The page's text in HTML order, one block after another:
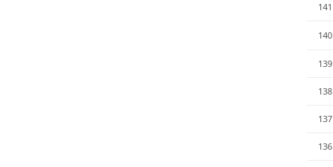
141
140
139
138
137
136